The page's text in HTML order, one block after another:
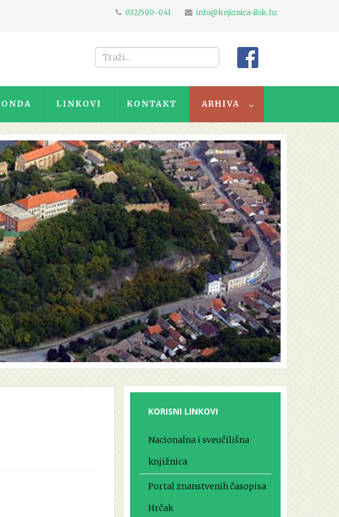
032/590-041 info@knjiznica-ilok.hr
LINKOVI KONTAKT ARHIVA
KORISNI LINKOVI
Nacionalna i sveučilišna
knjižnica
Portal znanstvenih časopisa
Hrčak